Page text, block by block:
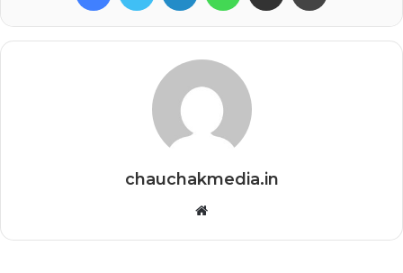
chauchakmedia.in
Website